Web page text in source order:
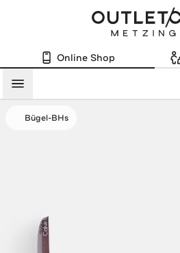
Online Shop
Menü
Bügel-BHs